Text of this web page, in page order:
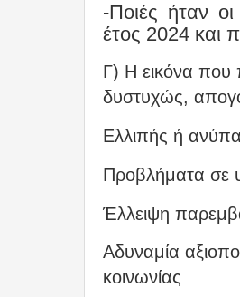
-Ποιές ήταν
έτος 2024 και
Γ) Η εικόνα που
δυστυχώς,
Ελλιπής ή
Προβλήματα σε
Έλλειψη
Αδυναμία
κοινωνίας